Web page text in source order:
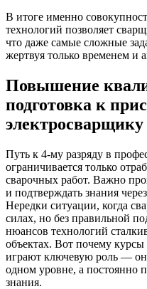
В итоге именно
технологий позволяет
что даже самые сложные
жертвуя только временем и
Повышение
подготовка к
электросварщику
Путь к 4-му разряду в
ограничивается только
сварочных работ. Важно
и подтверждать знания
Нередки ситуации, когда
силах, но без правильной
нюансов технологий
объектах. Вот почему
играют ключевую роль —
одном уровне, а постоянно
знания.